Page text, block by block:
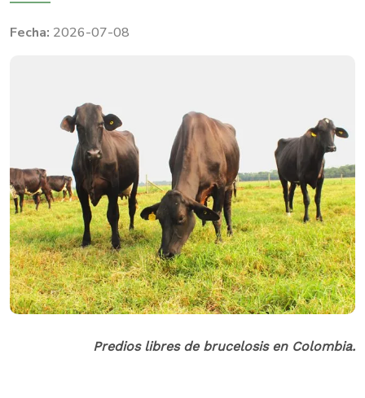
2026-07-08
Predios libres de brucelosis en Colombia.